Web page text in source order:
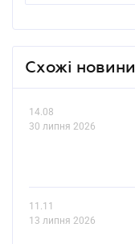
Схожі новини
14.08
30 липня 2026
11.11
13 липня 2026